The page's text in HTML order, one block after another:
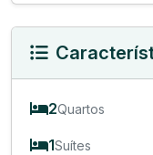
2Quartos
1Suítes